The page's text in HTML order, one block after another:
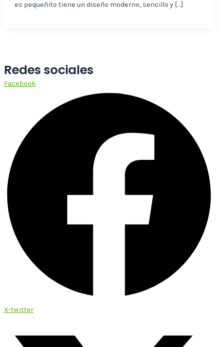
es pequeñito tiene un diseño moderno, sencillo y […]
Redes sociales
Facebook
X-twitter